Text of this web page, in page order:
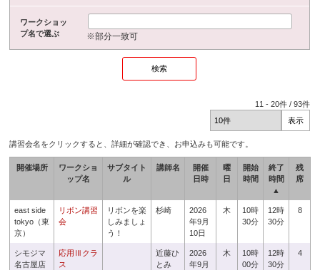
ワークショッ
プ名で選ぶ
※部分一致可
11 -20件 /93件
講習会名をクリックすると、詳細が確認でき、お申込みも可能です。
開催場所
ワークショ
ップ名
サブタイト
ル
講師名
開催
日時
曜
日
開始
時間
終了
時間
▲
残
席
east side
tokyo（東
京）
リボン講習
会
リボンを楽
しみましょ
う！
杉崎
2026
年9月
10日
木
10時
30分
12時
30分
8
シモジマ
名古屋店
応用Ⅲクラ
ス
近藤ひ
とみ
2026
年9月
木
10時
00分
12時
30分
4